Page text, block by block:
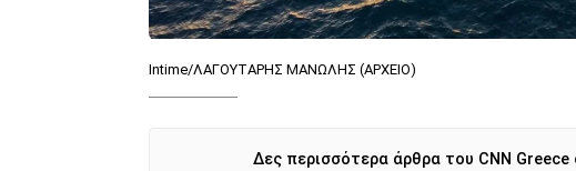
Intime/ΛΑΓΟΥΤΑΡΗΣ ΜΑΝΩΛΗΣ (ΑΡΧΕΙΟ)
Δες περισσότερα άρθρα του CNN